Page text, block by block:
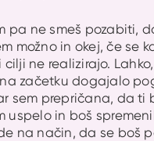
pa ne smeš pozabiti,
možno in okej, če se
cilji ne realizirajo.
začetku dogajalo
sem prepričana, da ti
uspelo in boš
na način, da se boš